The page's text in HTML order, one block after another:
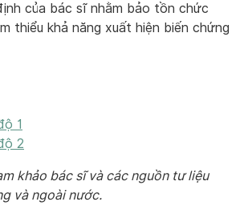
của bác sĩ nhằm bảo tồn chức
thiểu khả năng xuất hiện biến chứng
1
2
khảo bác sĩ và các nguồn tư liệu
và ngoài nước.